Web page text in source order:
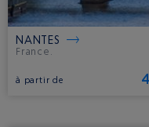
NANTES
France.
à partir de